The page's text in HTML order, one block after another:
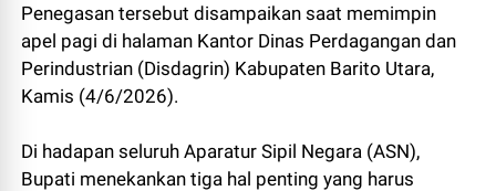
Penegasan tersebut disampaikan saat memimpin
apel pagi di halaman Kantor Dinas Perdagangan dan
Perindustrian (Disdagrin) Kabupaten Barito Utara,
Kamis (4/6/2026).
Di hadapan seluruh Aparatur Sipil Negara (ASN),
Bupati menekankan tiga hal penting yang harus